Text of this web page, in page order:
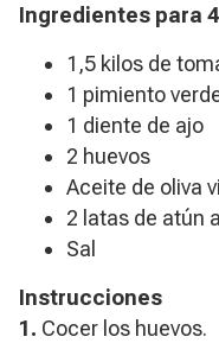
Ingredientes para
1,5 kilos de
1 pimiento
1 diente de ajo
2 huevos
Aceite de oliva
2 latas de atún
Sal
Instrucciones
1. Cocer los huevos.